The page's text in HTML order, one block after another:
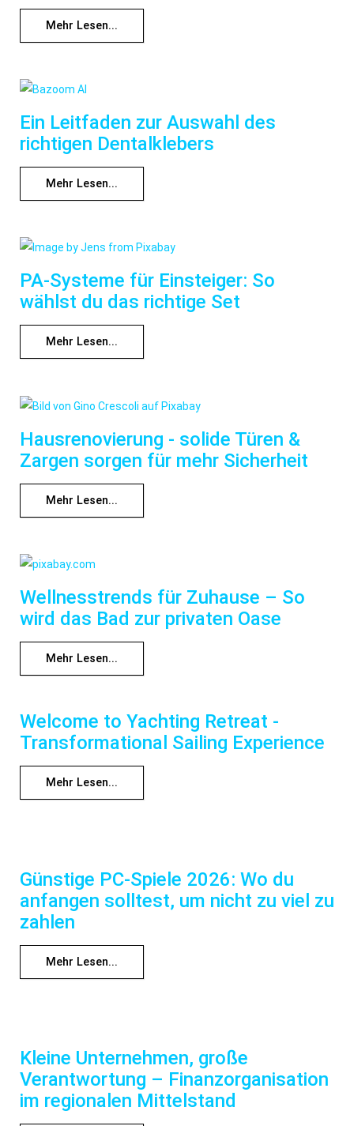
Mehr Lesen...
Ein Leitfaden zur Auswahl des
richtigen Dentalklebers
Mehr Lesen...
PA-Systeme für Einsteiger: So
wählst du das richtige Set
Mehr Lesen...
Hausrenovierung - solide Türen &
Zargen sorgen für mehr Sicherheit
Mehr Lesen...
Wellnesstrends für Zuhause – So
wird das Bad zur privaten Oase
Mehr Lesen...
Welcome to Yachting Retreat -
Transformational Sailing Experience
Mehr Lesen...
Günstige PC-Spiele 2026: Wo du
anfangen solltest, um nicht zu viel zu
zahlen
Mehr Lesen...
Kleine Unternehmen, große
Verantwortung – Finanzorganisation
im regionalen Mittelstand